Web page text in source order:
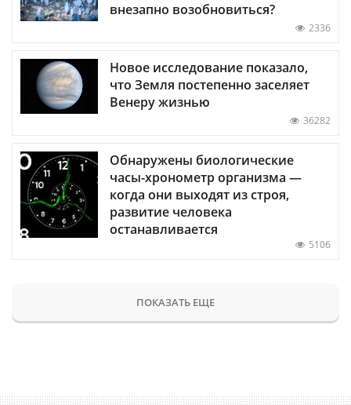
внезапно возобновиться?
2336
Новое исследование показало,
что Земля постепенно заселяет
Венеру жизнью
36282
Обнаружены биологические
часы-хронометр организма —
когда они выходят из строя,
развитие человека
останавливается
5106
ПОКАЗАТЬ ЕЩЕ